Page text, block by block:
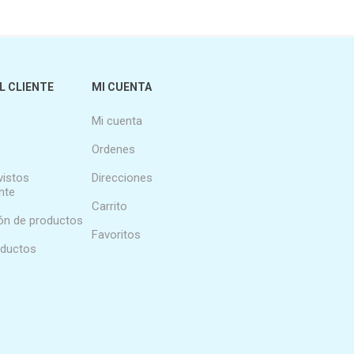
CLIENTE
de productos
MI CUENTA
Mi cuenta
Ordenes
Direcciones
Carrito
Favoritos